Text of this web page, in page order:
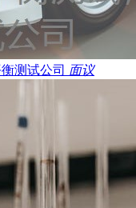
测试公司 面议